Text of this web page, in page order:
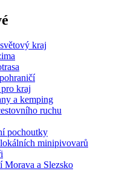
kraj
kraj
a kemping
ruchu
pochoutky
minipivovarů
Morava a Slezsko